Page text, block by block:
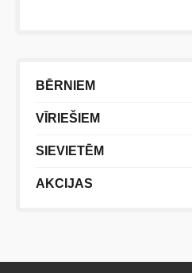
BĒRNIEM
VĪRIEŠIEM
SIEVIETĒM
AKCIJAS